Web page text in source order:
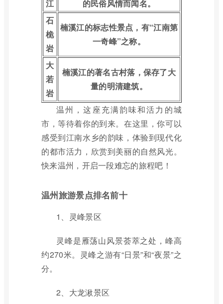
江
的民俗风情而闻名。
石
桅
岩
楠溪江的标志性景点，有“江南第
一奇峰”之称。
大
若
岩
楠溪江的著名古村落，保存了大
量的明清建筑。
温州，这座充满韵味和活力的城
市，等待着你的到来。在这里，你可以
感受到江南水乡的韵味，体验到现代化
的都市活力，欣赏到美丽的自然风光。
快来温州，开启一段难忘的旅程吧！
温州旅游景点排名前十
1、灵峰景区
灵峰是雁荡山风景荟萃之处，峰高
约270米。灵峰之游有“日景”和“夜景”之
分。
2、大龙湫景区